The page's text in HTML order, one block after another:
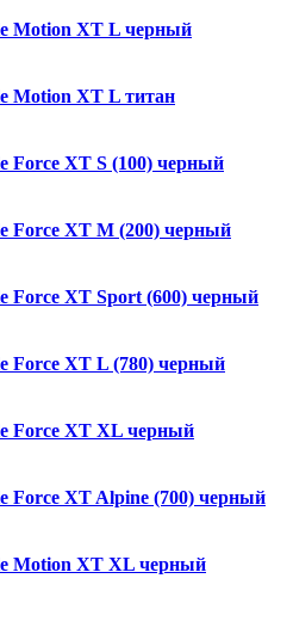
Motion XT L черный
Motion XT L титан
Force XT S (100) черный
Force XT M (200) черный
Force XT Sport (600) черный
Force XT L (780) черный
Force XT XL черный
Force XT Alpine (700) черный
Motion XT XL черный